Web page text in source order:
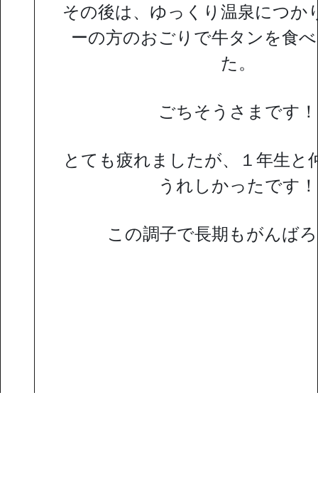
その後は、ゆっくり温泉につか
ーの方のおごりで牛タンを食
た。
ごちそうさまです！
とても疲れましたが、１年生と
うれしかったです！
この調子で長期もがんば